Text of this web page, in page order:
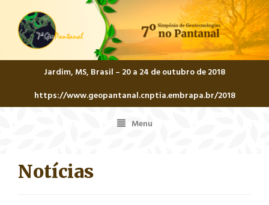
Jardim, MS, Brasil – 20 a 24 de outubro de 2018
https://www.geopantanal.cnptia.embrapa.br/2018
MenuMenu
Notícias